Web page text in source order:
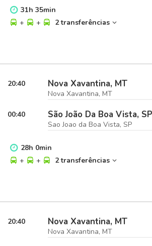
31h 35min
+
+ 2 transferências
20:40 Nova Xavantina, MT
Nova Xavantina, MT
00:40 São João Da Boa Vista, SP
Sao Joao da Boa Vista, SP
28h 0min
+
+ 2 transferências
20:40 Nova Xavantina, MT
Nova Xavantina, MT